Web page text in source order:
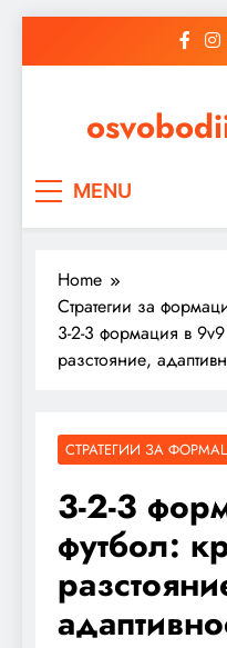
MENU
Home
Стратегии за
3-2-3 формация в 9v9
разстояние,
СТРАТЕГИИ ЗА
3-2-3
футбол: